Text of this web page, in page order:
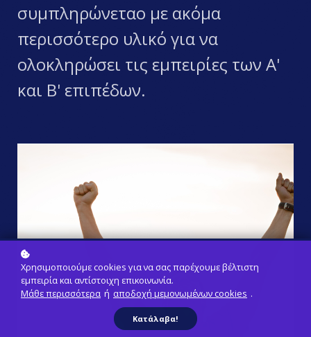
συμπληρώνεταο με ακόμα
περισσότερο υλικό για να
ολοκληρώσει τις εμπειρίες των Α'
και Β' επιπέδων.
Χρησιμοποιούμε cookies για να σας παρέχουμε βέλτιστη
εμπειρία και αντίστοιχη επικοινωνία.
Μάθε περισσότερα ή αποδοχή μεμονωμένων cookies .
Κατάλαβα!